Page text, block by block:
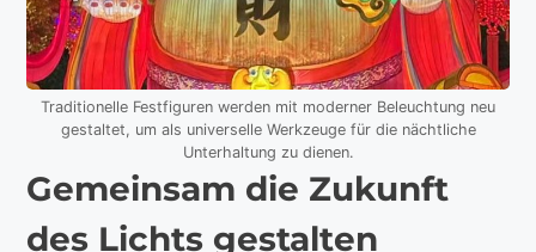
Traditionelle Festfiguren werden mit moderner Beleuchtung neu
gestaltet, um als universelle Werkzeuge für die nächtliche
Unterhaltung zu dienen.
Gemeinsam die Zukunft
des Lichts gestalten